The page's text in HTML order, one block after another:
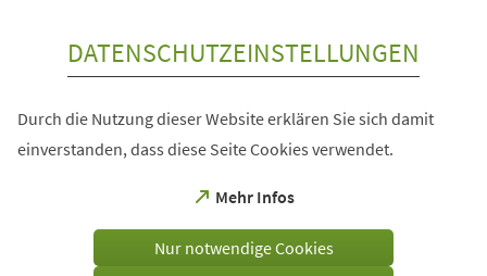
DATENSCHUTZEINSTELLUNGEN
Durch die Nutzung dieser Website erklären Sie sich damit
einverstanden, dass diese Seite Cookies verwendet.
Mehr Infos
(Öffnet
einem
Nur notwendige Cookies